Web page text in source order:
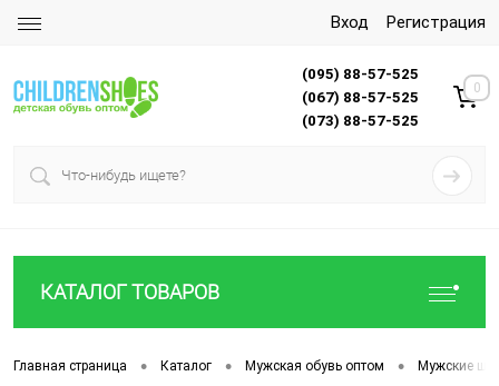
Вход Регистрация
(095) 88-57-525
(067) 88-57-525
(073) 88-57-525
0
КАТАЛОГ ТОВАРОВ
Главная страница • Каталог • Мужская обувь оптом • Мужские